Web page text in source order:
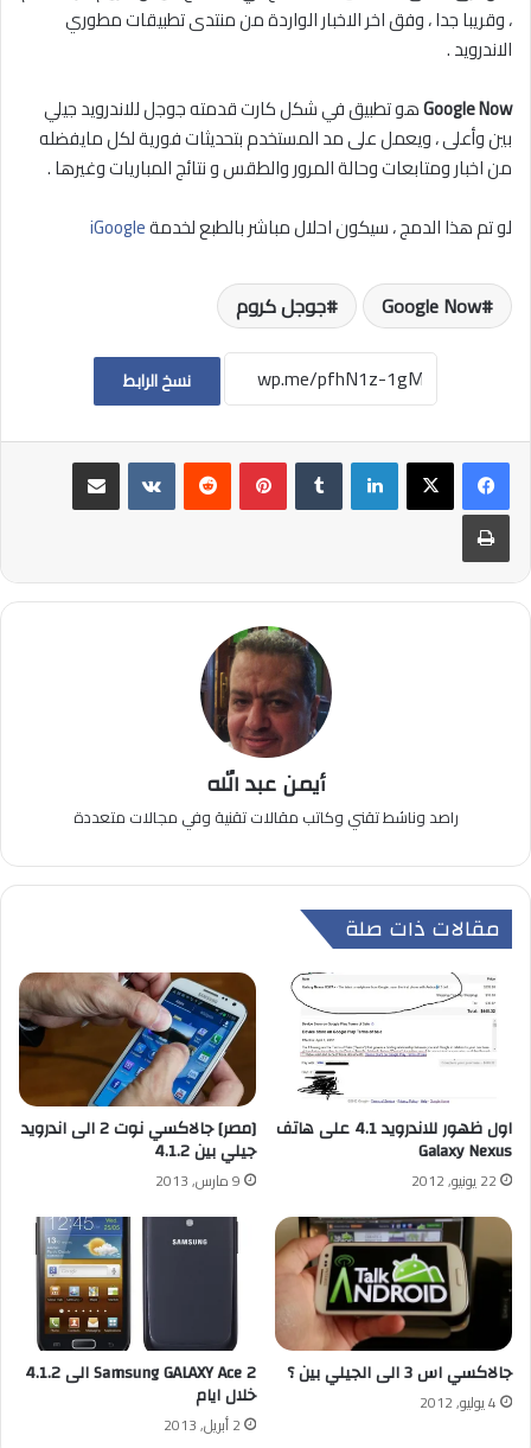
، وقريبا جدا ، وفق اخر الاخبار الواردة من منتدى تطبيقات مطوري
الاندرويد .
Google Nowهو تطبيق في شكل كارت قدمته جوجل للاندرويد جيلي
بين وأعلى ، ويعمل على مد المستخدم بتحديثات فورية لكل مايفضله
من اخبار ومتابعات وحالة المرور والطقس و نتائج المباريات وغيرها .
لو تم هذا الدمج ، سيكون احلال مباشر بالطبع لخدمةiGoogle
Google Now جوجل كروم
نسخ الرابط
لينكدإن بينتيريست
مشاركة عبر البريد
طباعة
أيمن عبد الله
راصد وناشط تقني وكاتب مقالات تقنية وفي مجالات متعددة
مقالات ذات صلة
اول ظهور للاندرويد 4.1 على هاتف
Galaxy Nexus
22 يونيو, 2012
[مصر] جالاكسي نوت 2 الى اندرويد
جيلي بين 4.1.2
9 مارس, 2013
جالاكسي اس 3 الى الجيلي بين ؟
4 يوليو, 2012
Samsung GALAXY Ace 2 الى 4.1.2
خلال ايام
2 أبريل, 2013